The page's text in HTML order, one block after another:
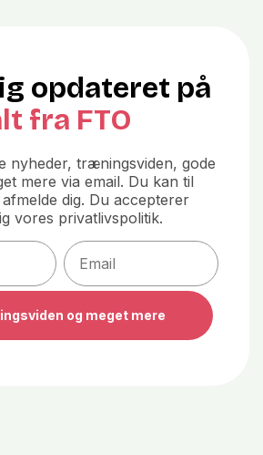
opdateret på
fra FTO
nyheder, træningsviden, gode
mere via email. Du kan til
dig. Du accepterer
vores privatlivspolitik.
Email
og meget mere